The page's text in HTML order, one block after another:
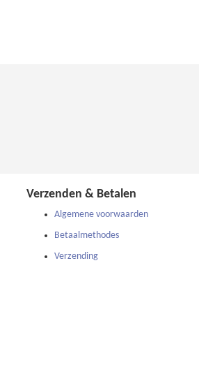
Verzenden & Betalen
Algemene voorwaarden
Betaalmethodes
Verzending